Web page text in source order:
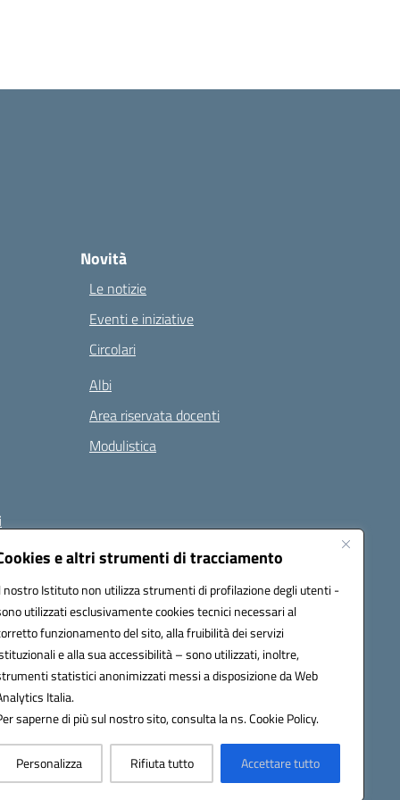
e altri strumenti di tracciamento
nostro Istituto non utilizza strumenti di profilazione degli utenti -
utilizzati esclusivamente cookies tecnici necessari al
funzionamento del sito, alla fruibilità dei servizi
e alla sua accessibilità – sono utilizzati, inoltre,
statistici anonimizzati messi a disposizione da Web
Italia.
saperne di più sul nostro sito, consulta la ns. Cookie Policy.
Personalizza Rifiuta tutto Accettare tutto
Novità
Le notizie
Eventi e iniziative
Circolari
Albi
Area riservata docenti
Modulistica
naee32300a@pec.istruzione.it